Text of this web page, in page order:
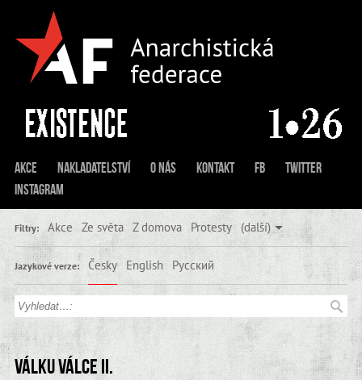
Akce Nakladatelství O nás Kontakt FB
Twitter
Instagram
Filtry: Akce Ze světa Z domova Protesty (další)
Jazykové verze: Česky English Русский
Válku válce II.